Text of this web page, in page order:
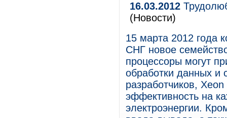
16.03.2012
(Новости)
15 марта 2012 года
СНГ новое
процессоры могут
обработки данных и
разработчиков,
эффективность на
электроэнергии.